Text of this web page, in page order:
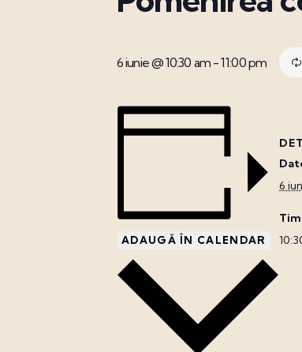
6 iunie @ 10:30 am-11:00 pm
ADAUGĂ ÎN CALENDAR
6